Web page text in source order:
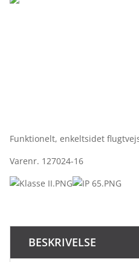
Funktionelt, enkeltsidet
Varenr. 127024-16
BESKRIVELSE